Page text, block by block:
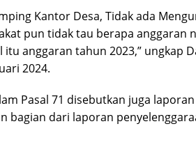
Kantor Desa, Tidak ada
pun tidak tau berapa anggaran
anggaran tahun 2023,” ungkap
2024.
Pasal 71 disebutkan juga laporan
bagian dari laporan